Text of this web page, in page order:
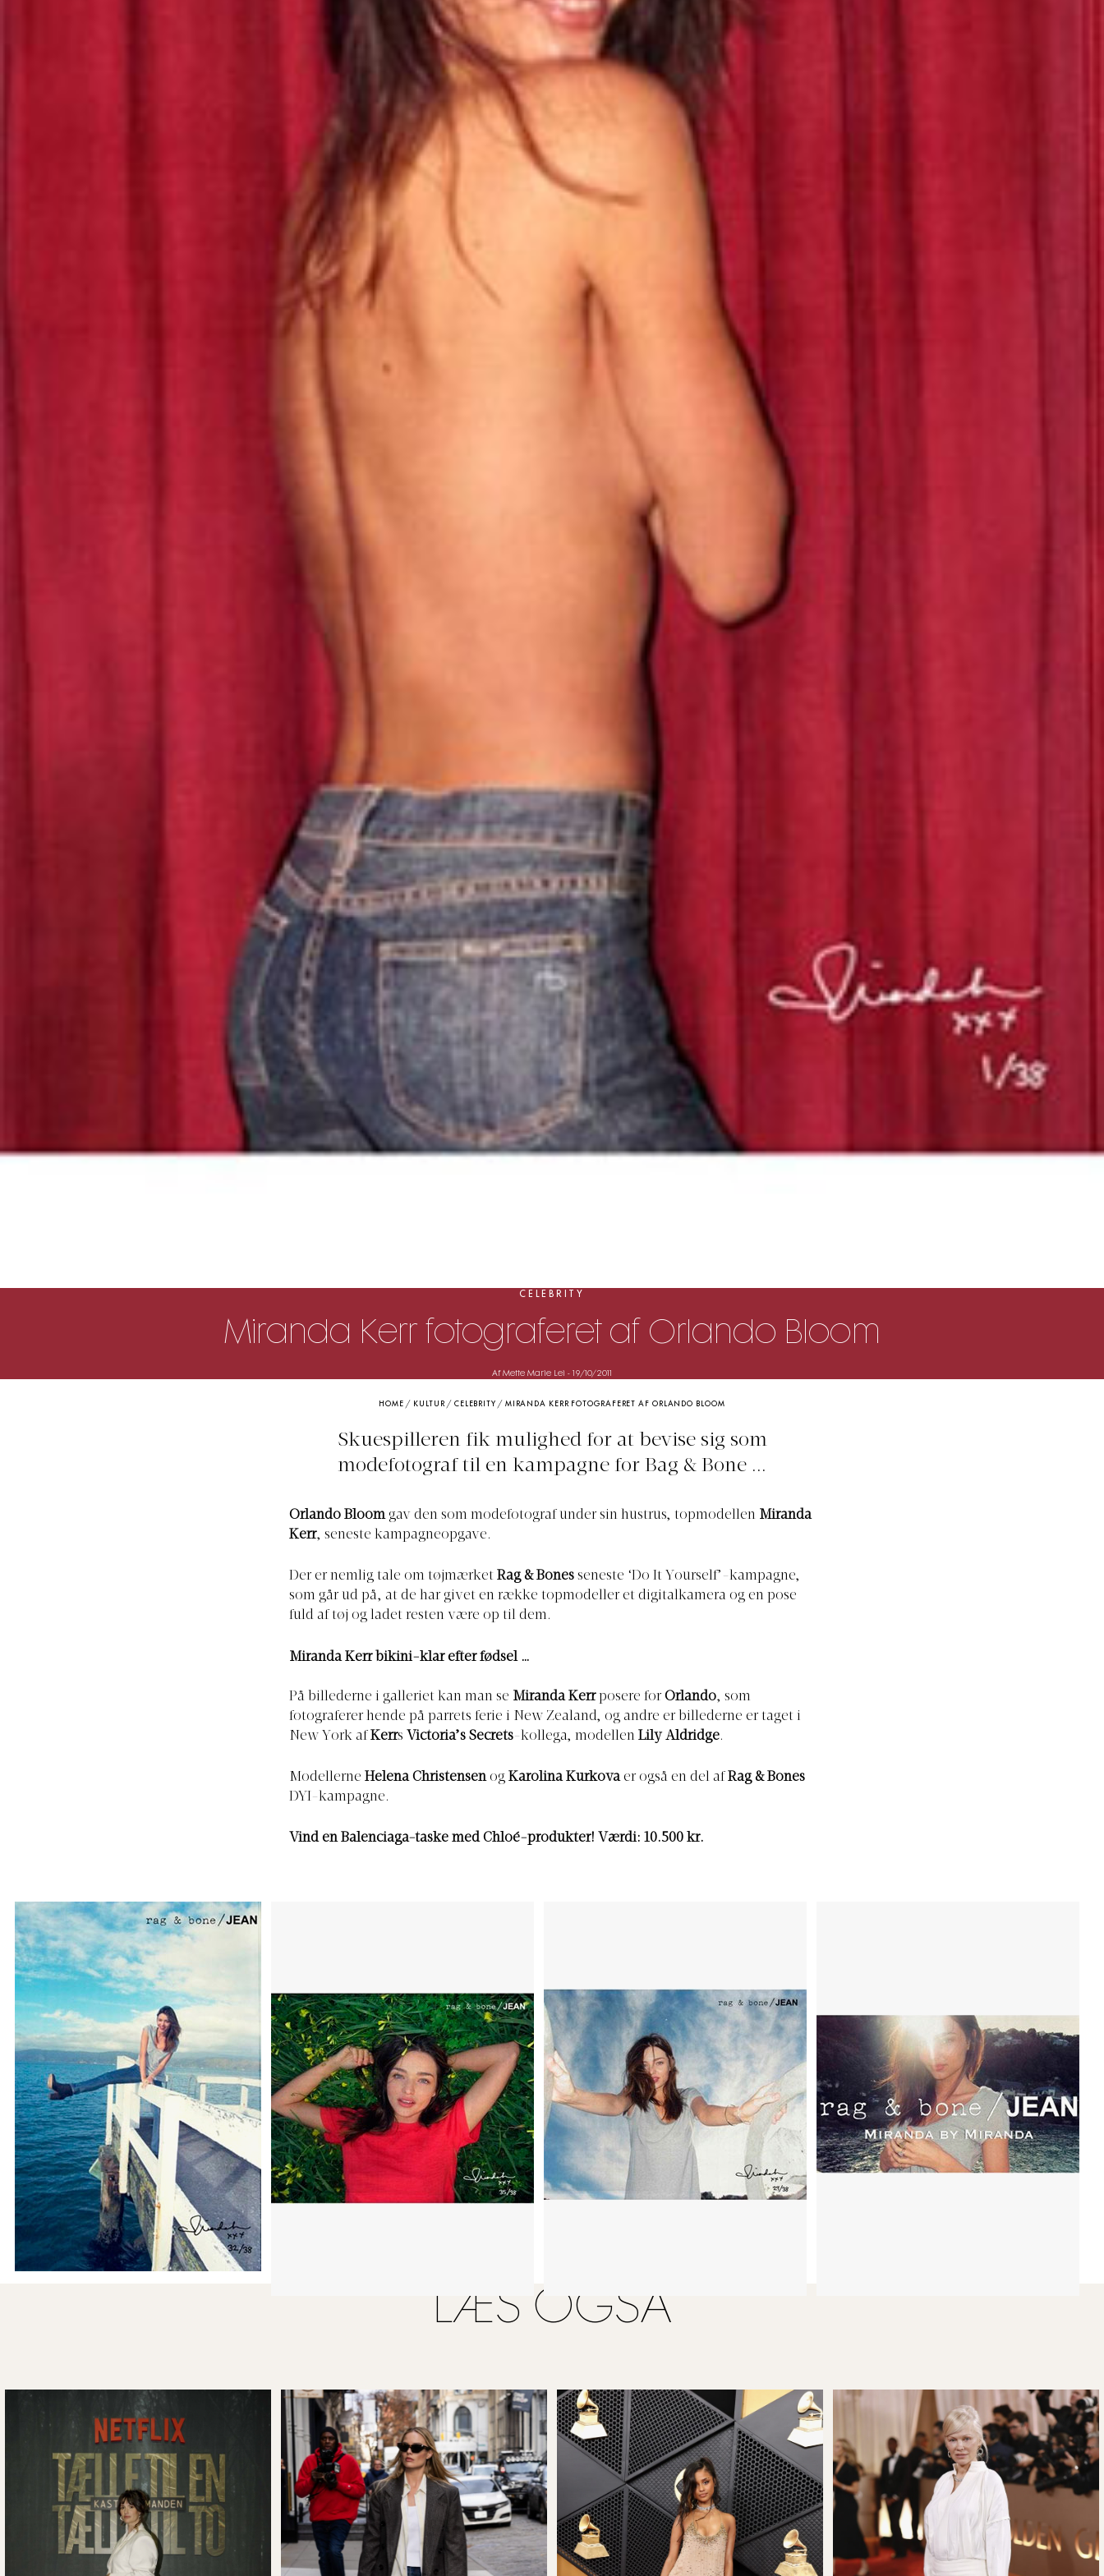
CELEBRITY
Miranda Kerr fotograferet af Orlando Bloom
Af Mette Marie Lei - 19/10/2011
HOME / KULTUR / CELEBRITY / MIRANDA KERR FOTOGRAFERET AF ORLANDO BLOOM
Skuespilleren fik mulighed for at bevise sig som
modefotograf til en kampagne for Bag & Bone ...
Orlando Bloomgav den som modefotograf under sin hustrus, topmodellen Miranda
Kerr, seneste kampagneopgave.
Der er nemlig tale om tøjmærket Rag & Bones seneste ‘Do It Yourself’-kampagne,
som går ud på, at de har givet en række topmodeller et digitalkamera og en pose
fuld af tøj og ladet resten være op til dem.
Miranda Kerr bikini-klar efter fødsel …
På billederne i galleriet kan man se Miranda Kerrposere for Orlando, som
fotograferer hende på parrets ferie i New Zealand, og andre er billederne er taget i
New York af Kerrs Victoria’s Secrets-kollega, modellen Lily Aldridge.
Modellerne Helena Christensenog Karolina Kurkovaer også en del af Rag & Bones
DYI-kampagne.
Vind en Balenciaga-taske med Chloé-produkter! Værdi: 10.500 kr.
LÆS OGSÅ